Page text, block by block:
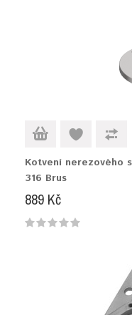
Kotvení nerezového
316 Brus
889 Kč